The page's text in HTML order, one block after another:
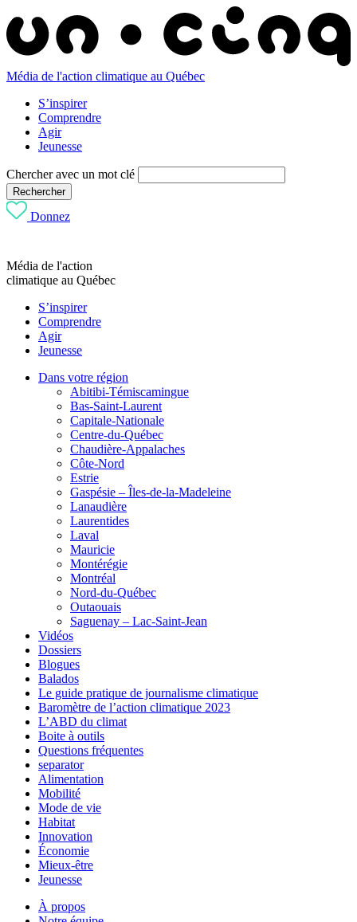
Média de l'action climatique au Québec
S’inspirer
Comprendre
Agir
Jeunesse
Chercher avec un mot clé
Rechercher
Donnez
Média de l'action
climatique au Québec
S’inspirer
Comprendre
Agir
Jeunesse
Dans votre région
Abitibi-Témiscamingue
Bas-Saint-Laurent
Capitale-Nationale
Centre-du-Québec
Chaudière-Appalaches
Côte-Nord
Estrie
Gaspésie – Îles-de-la-Madeleine
Lanaudière
Laurentides
Laval
Mauricie
Montérégie
Montréal
Nord-du-Québec
Outaouais
Saguenay – Lac-Saint-Jean
Vidéos
Dossiers
Blogues
Balados
Le guide pratique de journalisme climatique
Baromètre de l’action climatique 2023
L’ABD du climat
Boite à outils
Questions fréquentes
separator
Alimentation
Mobilité
Mode de vie
Habitat
Innovation
Économie
Mieux-être
Jeunesse
À propos